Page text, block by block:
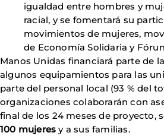
igualdad entre hombres y
racial, y se fomentará su
movimientos de mujeres,
de Economía Solidaria y
Manos Unidas financiará parte de
algunos equipamientos para las
parte del personal local (93 % del
organizaciones colaborarán con
final de los 24 meses de proyecto,
100 mujeres y a sus familias.